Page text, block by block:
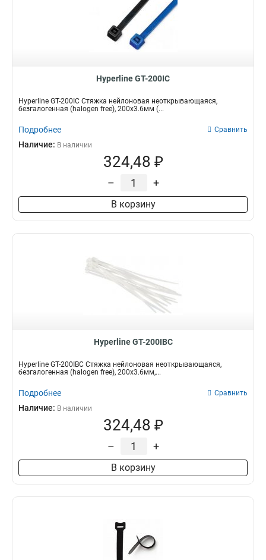
Hyperline GT-200IC
Hyperline GT-200IC Стяжка нейлоновая неоткрывающаяся,
безгалогенная (halogen free), 200x3.6мм (...
Подробнее Сравнить
Наличие: В наличии
324,48 ₽
– +
В корзину
Hyperline GT-200IBC
Hyperline GT-200IBC Стяжка нейлоновая неоткрывающаяся,
безгалогенная (halogen free), 200x3.6мм,...
Подробнее Сравнить
Наличие: В наличии
324,48 ₽
– +
В корзину